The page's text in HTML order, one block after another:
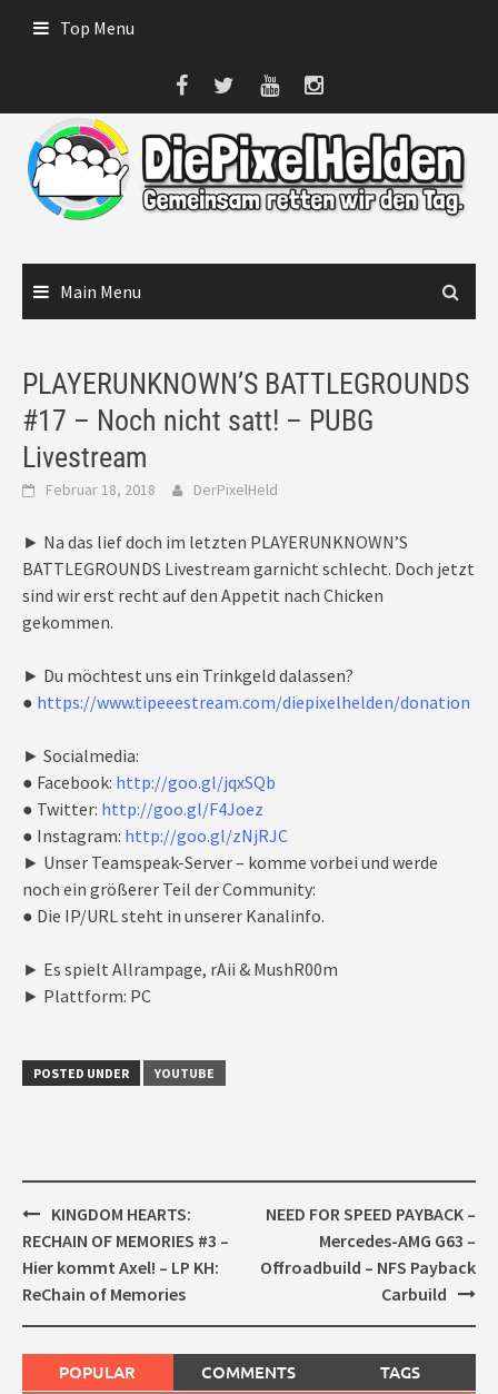
Top Menu
Main Menu
PLAYERUNKNOWN’S BATTLEGROUNDS
#17 – Noch nicht satt! – PUBG
Livestream
Februar 18, 2018 DerPixelHeld
► Na das lief doch im letzten PLAYERUNKNOWN’S
BATTLEGROUNDS Livestream garnicht schlecht. Doch jetzt
sind wir erst recht auf den Appetit nach Chicken
gekommen.
► Du möchtest uns ein Trinkgeld dalassen?
● https://www.tipeeestream.com/diepixelhelden/donation
► Socialmedia:
● Facebook: http://goo.gl/jqxSQb
● Twitter: http://goo.gl/F4Joez
● Instagram: http://goo.gl/zNjRJC
► Unser Teamspeak-Server – komme vorbei und werde
noch ein größerer Teil der Community:
● Die IP/URL steht in unserer Kanalinfo.
► Es spielt Allrampage, rAii & MushR00m
► Plattform: PC
POSTED UNDER YOUTUBE
Post
navigation
KINGDOM HEARTS:
RECHAIN OF MEMORIES #3 –
Hier kommt Axel! – LP KH:
ReChain of Memories
NEED FOR SPEED PAYBACK –
Mercedes-AMG G63 –
Offroadbuild – NFS Payback
Carbuild
POPULAR COMMENTS TAGS